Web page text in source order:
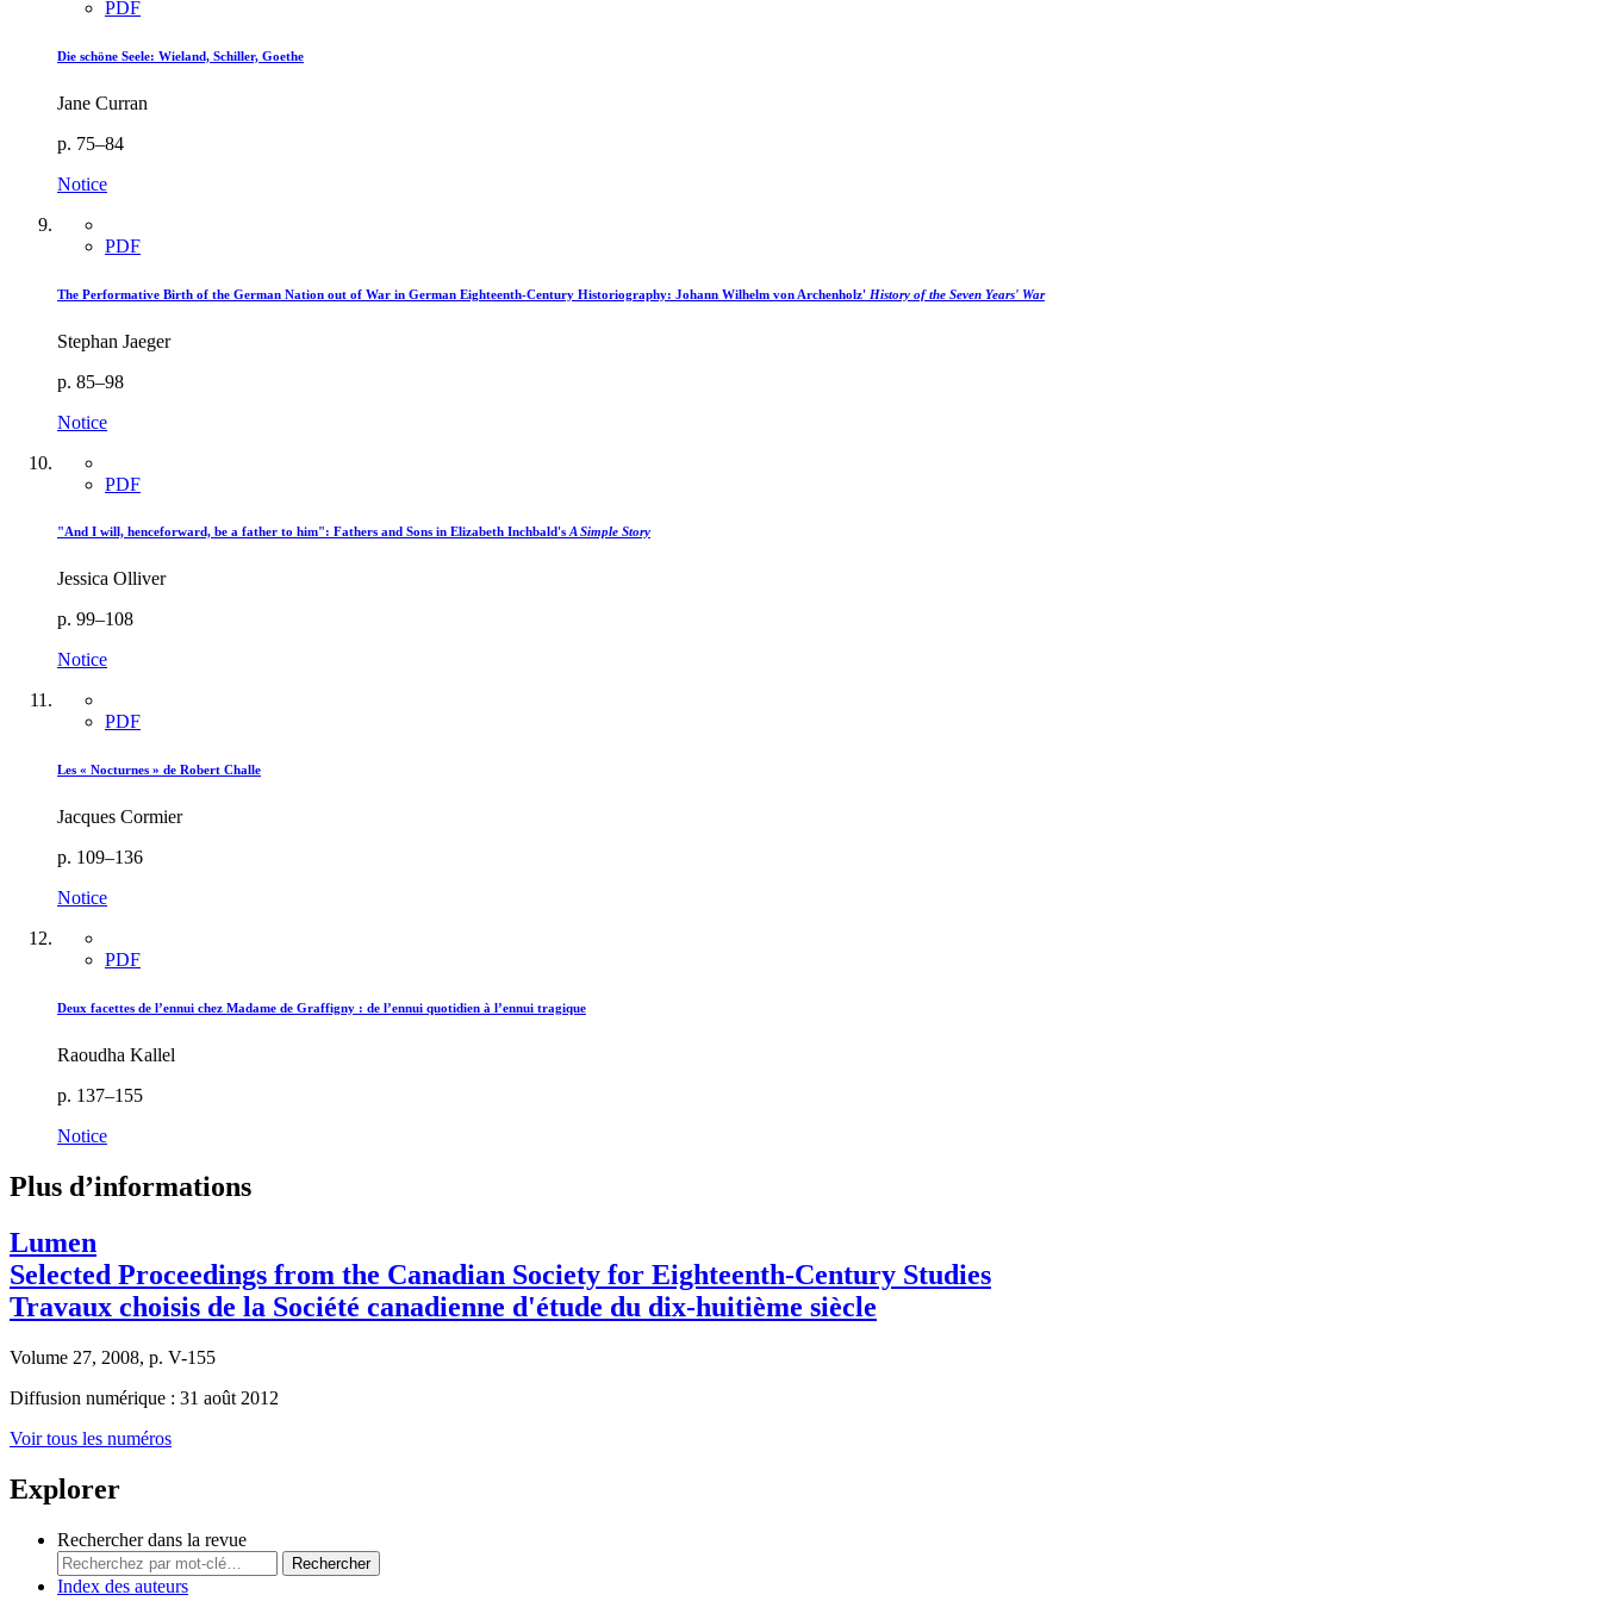
PDF
Die schöne Seele: Wieland, Schiller, Goethe
Jane Curran
p. 75–84
Notice
PDF
The Performative Birth of the German Nation out of War in German Eighteenth-Century Historiography: Johann Wilhelm von Archenholz' History of the Seven Years' War
Stephan Jaeger
p. 85–98
Notice
PDF
"And I will, henceforward, be a father to him": Fathers and Sons in Elizabeth Inchbald'sA Simple Story
Jessica Olliver
p. 99–108
Notice
PDF
Les « Nocturnes » de Robert Challe
Jacques Cormier
p. 109–136
Notice
PDF
Deux facettes de l’ennui chez Madame de Graffigny : de l’ennui quotidien à l’ennui tragique
Raoudha Kallel
p. 137–155
Notice
Plus d’informations
Lumen
Selected Proceedings from the Canadian Society for Eighteenth-Century Studies
Travaux choisis de la Société canadienne d'étude du dix-huitième siècle
Volume 27, 2008, p. V-155
Diffusion numérique : 31 août 2012
Voir tous les numéros
Explorer
Rechercher dans la revue
Rechercher
Index des auteurs